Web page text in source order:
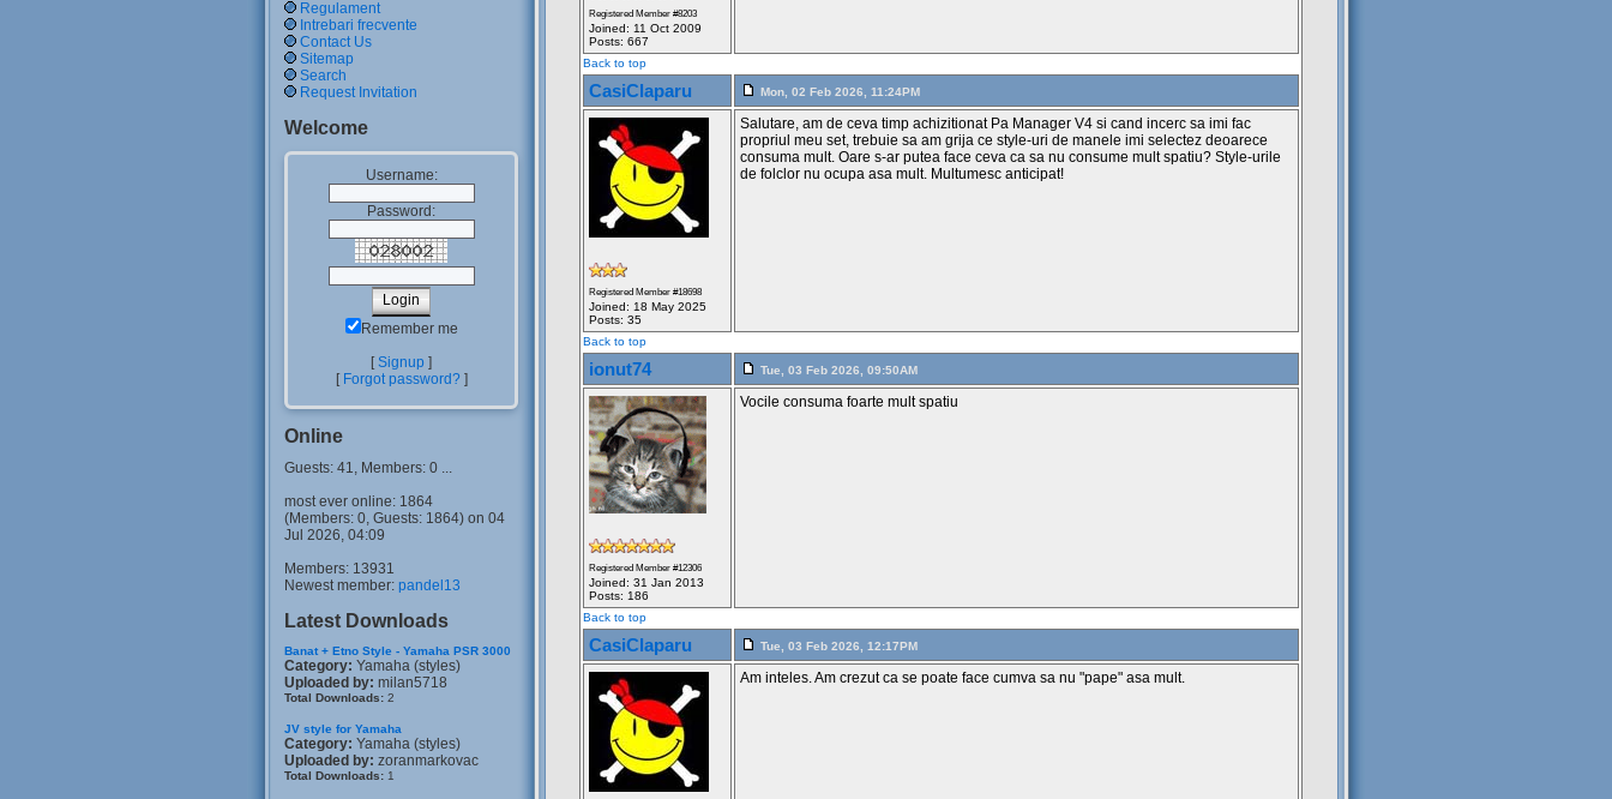
Regulament
Intrebari frecvente
Contact Us
Sitemap
Search
Request Invitation
Welcome
Username:
Password:
Remember me
[Signup ]
[ Forgot password?]
Online
Guests: 41, Members: 0 ...
most ever online: 1864
(Members: 0, Guests: 1864) on 04
Jul 2026, 04:09
Members: 13931
Newest member: pandel13
Latest Downloads
Banat + Etno Style - Yamaha PSR 3000
Category: Yamaha (styles)
Uploaded by: milan5718
Total Downloads: 2
JV style for Yamaha
Category: Yamaha (styles)
Uploaded by: zoranmarkovac
Total Downloads: 1
Registered Member #8203
Joined: 11 Oct 2009
Posts: 667
Back to top
CasiClaparu Mon, 02 Feb 2026, 11:24PM
Registered Member #18698
Joined: 18 May 2025
Posts: 35
Salutare, am de ceva timp achizitionat Pa Manager V4 si cand incerc sa imi fac
propriul meu set, trebuie sa am grija ce style-uri de manele imi selectez deoarece
consuma mult. Oare s-ar putea face ceva ca sa nu consume mult spatiu? Style-urile
de folclor nu ocupa asa mult. Multumesc anticipat!
Back to top
ionut74 Tue, 03 Feb 2026, 09:50AM
Registered Member #12306
Joined: 31 Jan 2013
Posts: 186
Vocile consuma foarte mult spatiu
Back to top
CasiClaparu Tue, 03 Feb 2026, 12:17PM
Am inteles. Am crezut ca se poate face cumva sa nu "pape" asa mult.